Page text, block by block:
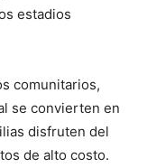
estadios
comunitarios,
se convierten en
disfruten del
de alto costo.